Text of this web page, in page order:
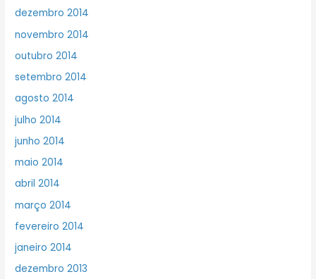
dezembro 2014
novembro 2014
outubro 2014
setembro 2014
agosto 2014
julho 2014
junho 2014
maio 2014
abril 2014
março 2014
fevereiro 2014
janeiro 2014
dezembro 2013